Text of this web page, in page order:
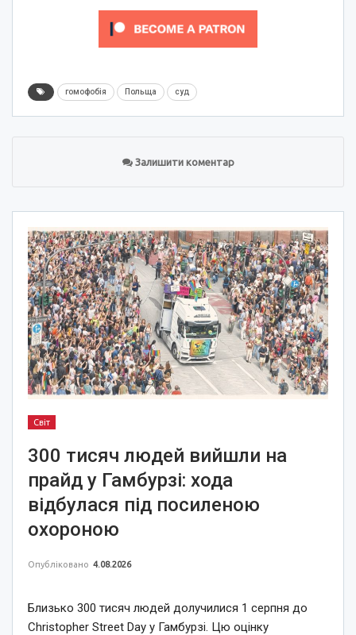
гомофобія Польща суд
Залишити коментар
Світ
300 тисяч людей вийшли на
прайд у Гамбурзі: хода
відбулася під посиленою
охороною
Опубліковано 4.08.2026
Близько 300 тисяч людей долучилися 1 серпня до
Christopher Street Day у Гамбурзі. Цю оцінку